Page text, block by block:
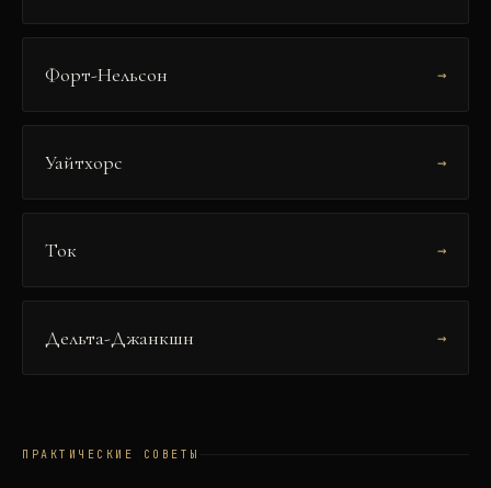
Форт-Нельсон →
Уайтхорс →
Ток →
Дельта-Джанкшн →
ПРАКТИЧЕСКИЕ СОВЕТЫ